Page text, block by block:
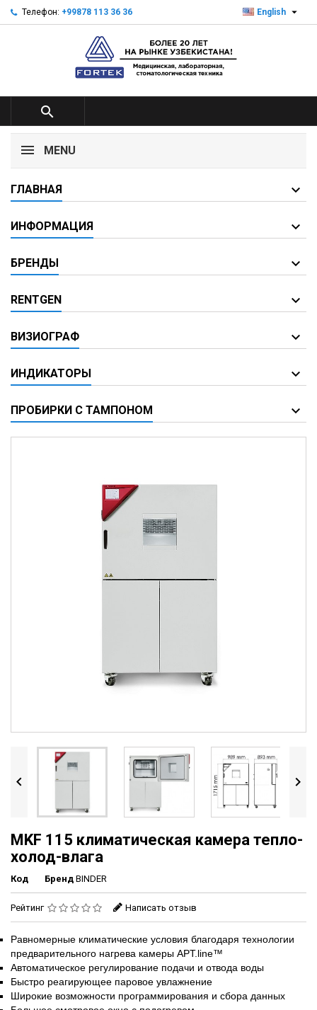
Телефон: +99878 113 36 36 English 

MENU
ГЛАВНАЯ
ИНФОРМАЦИЯ
БРЕНДЫ
RENTGEN
ВИЗИОГРАФ
ИНДИКАТОРЫ
ПРОБИРКИ С ТАМПОНОМ
 
MKF 115 климатическая камера тепло-
холод-влага
Код Бренд BINDER
Рейтинг Написать отзыв
Равномерные климатические условия благодаря технологии
предварительного нагрева камеры APT.line™
Автоматическое регулирование подачи и отвода воды
Быстро реагирующее паровое увлажнение
Широкие возможности программирования и сбора данных